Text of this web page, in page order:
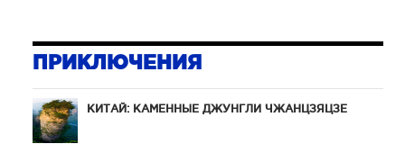
ПРИКЛЮЧЕНИЯ
КИТАЙ: КАМЕННЫЕ ДЖУНГЛИ ЧЖАНЦЗЯЦЗЕ